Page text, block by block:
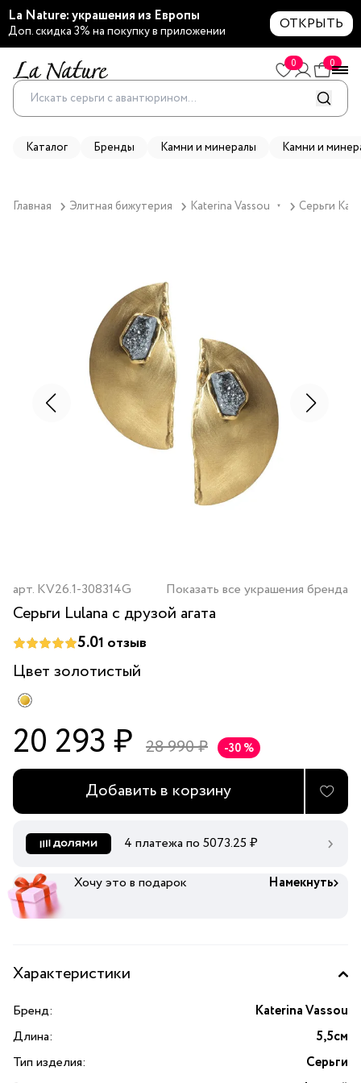
La Nature: украшения из Европы
Доп. скидка 3% на покупку в приложении ОТКРЫТЬ
0 0
Каталог Бренды Камни и минералы Камни и
Главная Элитная бижутерия Katerina Vassou ▼ Серьги
арт. KV26.1-308314G Показать все украшения бренда
Серьги Lulana с друзой агата
5.01 отзыв
Цвет золотистый
20 293 ₽ 28 990 ₽ -30 %
Добавить в корзину
4 платежа по 5073.25 ₽
Хочу это в подарок Намекнуть
Характеристики
Бренд:
Katerina Vassou
Длина:
5,5см
Тип изделия:
Серьги